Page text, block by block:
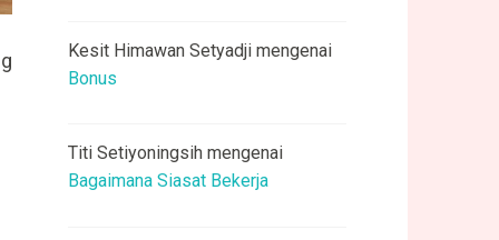
Kesit Himawan Setyadji mengenai
Bonus
Titi Setiyoningsih mengenai
Bagaimana Siasat Bekerja